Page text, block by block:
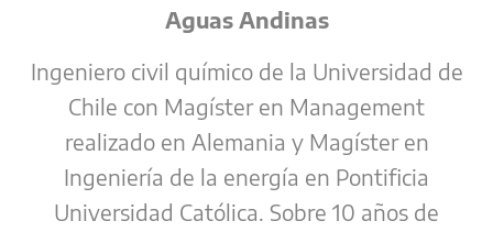
Aguas Andinas
Ingeniero civil químico de la Universidad de
Chile con Magíster en Management
realizado en Alemania y Magíster en
Ingeniería de la energía en Pontificia
Universidad Católica. Sobre 10 años de